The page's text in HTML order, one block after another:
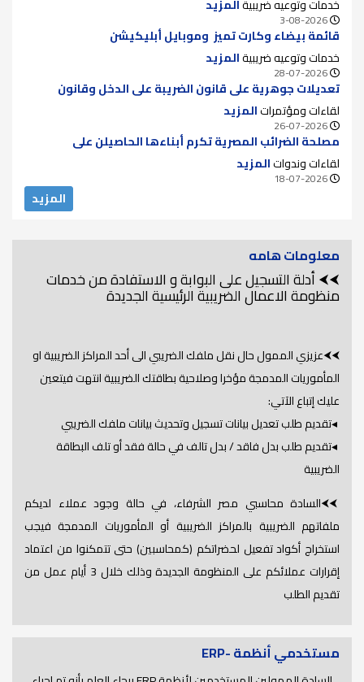
خدمات وتوعيه ضريبيةالمزيد
3-08-2026
قائمة بيضاء وكارت تميز وموبايل أبليكيشن
خدمات وتوعيه ضريبيةالمزيد
28-07-2026
تعديلات جوهرية على قانون الضريبة على الدخل وقانون
الضريبة على الدمغة للقضاء على الازدواج الضريبي ودعم سوق
الأوراق المالية
لقاءات ومؤتمراتالمزيد
26-07-2026
مصلحة الضرائب المصرية تكرم أبناءها الحاصيلن على
الماجستير والدكتوراه لعام 2025..
لقاءات وندواتالمزيد
18-07-2026
المزيد
معلومات هامه
⮜⮜ أدلة التسجيل على البوابة و الاستفادة من خدمات
منظومة الاعمال الضريبية الرئيسية الجديدة
⮜⮜عزيزي الممول حال نقل ملفك الضريبي الى أحد المراكز الضريبية او
المأموريات المدمجة مؤخرا وصلاحية بطاقتك الضريبية انتهت فيتعين
عليك إتباع الآتي:
◂تقديم طلب تعديل بيانات تسجيل وتحديث بيانات ملفك الضريبي
◂تقديم طلب بدل فاقد / بدل تالف في حالة فقد أو تلف البطاقة
الضريبية
⮜⮜السادة محاسبي مصر الشرفاء، في حالة وجود عملاء لديكم
ملفاتهم الضريبية بالمراكز الضريبية أو المأموريات المدمجة فيجب
استخراج أكواد تفعيل لحضراتكم (كمحاسبين) حتى تتمكنوا من اعتماد
إقرارات عملائكم على المنظومة الجديدة وذلك خلال 3 أيام عمل من
تقديم الطلب
مستخدمي أنظمة -ERP